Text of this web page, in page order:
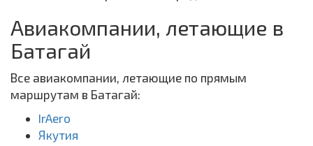
Авиакомпании, летающие в
Батагай
Все авиакомпании, летающие по прямым
маршрутам в Батагай:
IrAero
Якутия